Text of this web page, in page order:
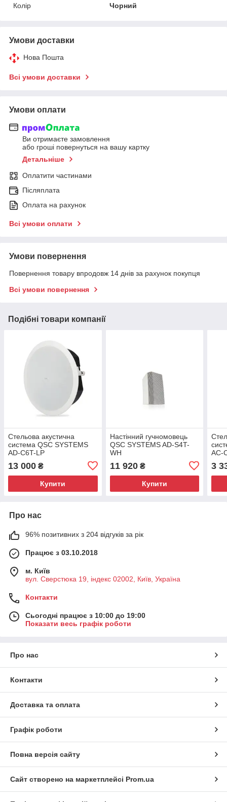
Колір
Чорний
Умови доставки
Нова Пошта
Всі умови доставки
Умови оплати
Ви отримаєте замовлення
або гроші повернуться на вашу картку
Детальніше
Оплатити частинами
Післяплата
Оплата на рахунок
Всі умови оплати
Умови повернення
Повернення товару впродовж 14 днів за рахунок покупця
Всі умови повернення
Подібні товари компанії
Стельова акустична
система QSC SYSTEMS
AD-C6T-LP
13 000 ₴
Купити
Настінний гучномовець
QSC SYSTEMS AD-S4T-
WH
11 920₴
Купити
AC-
3
Про нас
96% позитивних з 204 відгуків за рік
Працює з 03.10.2018
м. Київ
вул. Сверстюка 19, індекс 02002, Київ, Україна
Контакти
Сьогодні працює з 10:00 до 19:00
Показати весь графік роботи
Про нас
Контакти
Доставка та оплата
Графік роботи
Повна версія сайту
Сайт створено на маркетплейсі Prom.ua